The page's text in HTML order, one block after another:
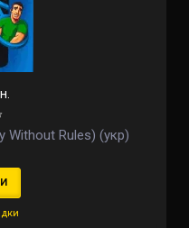
Without Rules) (укр)